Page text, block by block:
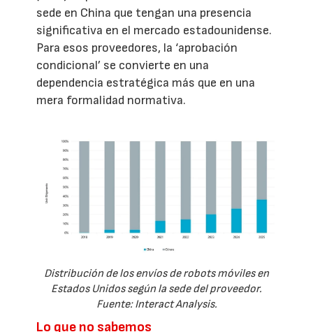
sede en China que tengan una presencia
significativa en el mercado estadounidense.
Para esos proveedores, la ‘aprobación
condicional’ se convierte en una
dependencia estratégica más que en una
mera formalidad normativa.
Distribución de los envíos de robots móviles en
Estados Unidos según la sede del proveedor.
Fuente: Interact Analysis.
Lo que no sabemos